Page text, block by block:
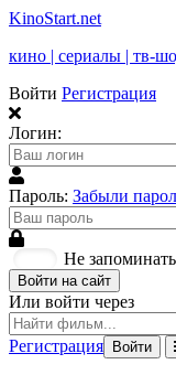
KinoStart.net
кино | сериалы | тв-
Войти Регистрация
Логин:
Пароль: Забыли
Не
Войти на сайт
Или войти через
Регистрация Войти